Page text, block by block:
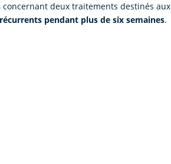
concernant deux traitements destinés aux
pendant plus de six semaines.